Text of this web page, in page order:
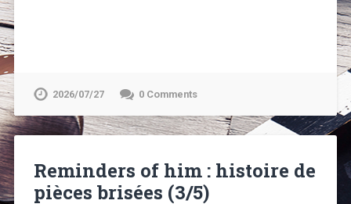
2026/07/27 0 Comments
Reminders of him : histoire de
pièces brisées (3/5)